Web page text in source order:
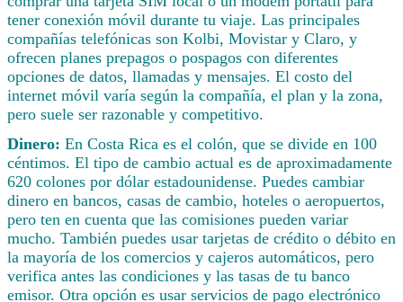
tener conexión móvil durante tu viaje. Las principales
compañías telefónicas son Kolbi, Movistar y Claro, y
ofrecen planes prepagos o pospagos con diferentes
opciones de datos, llamadas y mensajes. El costo del
internet móvil varía según la compañía, el plan y la zona,
pero suele ser razonable y competitivo.
Dinero: En Costa Rica es el colón, que se divide en 100
céntimos. El tipo de cambio actual es de aproximadamente
620 colones por dólar estadounidense. Puedes cambiar
dinero en bancos, casas de cambio, hoteles o aeropuertos,
pero ten en cuenta que las comisiones pueden variar
mucho. También puedes usar tarjetas de crédito o débito en
la mayoría de los comercios y cajeros automáticos, pero
verifica antes las condiciones y las tasas de tu banco
emisor. Otra opción es usar servicios de pago electrónico